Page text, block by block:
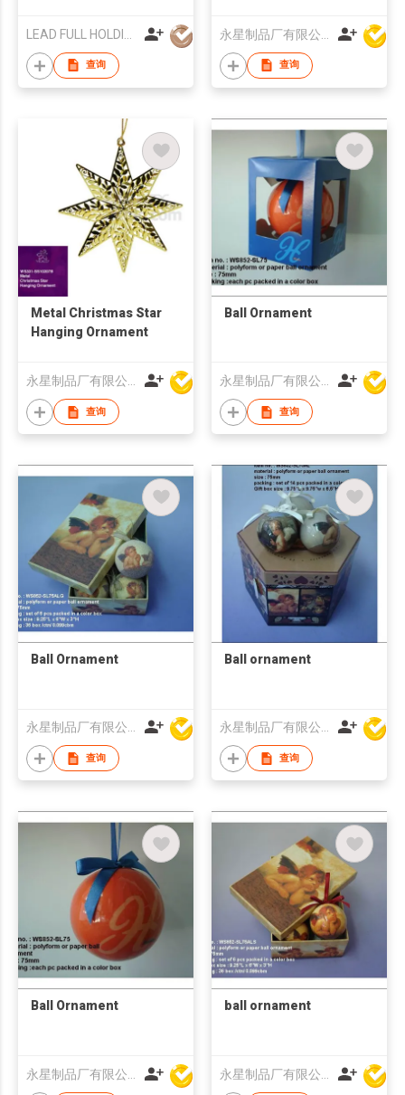
查询 查询
Metal Christmas Star
Hanging Ornament
查询
Ball Ornament
查询
Ball Ornament
永星制品厂有限公司
查询
Ball ornament
永星制品厂有限公司
查询
Ball Ornament ball ornament